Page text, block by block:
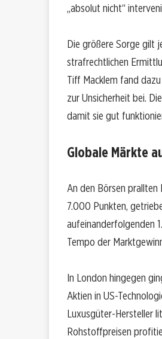
„absolut nicht“
Die größere Sorge gilt
strafrechtlichen
Tiff Macklem fand
zur Unsicherheit bei.
damit sie gut
Globale Märkte
An den Börsen prallten
7.000 Punkten,
aufeinanderfolgenden
Tempo der
In London hingegen
Aktien in US-
Luxusgüter-Hersteller
Rohstoffpreisen